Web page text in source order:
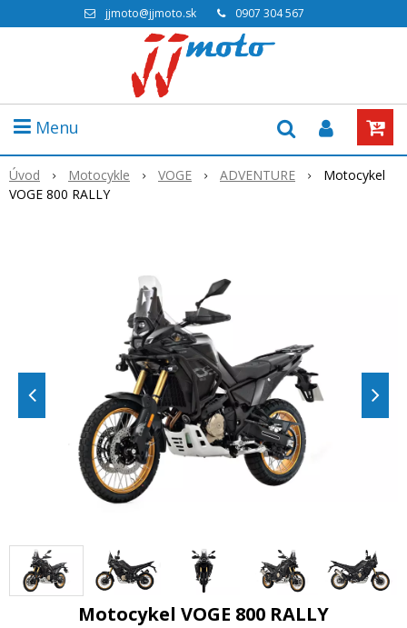
jjmoto@jjmoto.sk 0907 304 567
Menu
Úvod Motocykle VOGE ADVENTURE
Motocykel
VOGE 800 RALLY
Motocykel VOGE 800 RALLY